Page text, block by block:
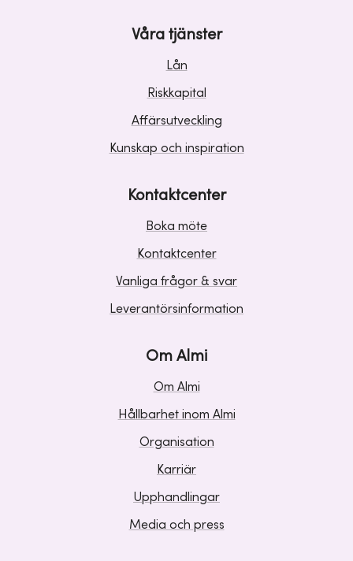
Våra tjänster
Lån
Riskkapital
Affärsutveckling
Kunskap och inspiration
Kontaktcenter
Boka möte
Kontaktcenter
Vanliga frågor & svar
Leverantörsinformation
Om Almi
Om Almi
Hållbarhet inom Almi
Organisation
Karriär
Upphandlingar
Media och press